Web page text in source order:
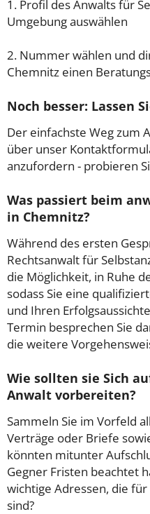
1. Profil des Anwalts für
Umgebung auswählen
2. Nummer wählen und
Chemnitz einen
Noch besser: Lassen
Der einfachste Weg zum
über unser
anzufordern - probieren
Was passiert beim
in Chemnitz?
Während des ersten
Rechtsanwalt für
die Möglichkeit, in Ruhe
sodass Sie eine
und Ihren
Termin besprechen Sie
die weitere
Wie sollten sie Sich
Anwalt vorbereiten?
Sammeln Sie im Vorfeld
Verträge oder Briefe
könnten mitunter
Gegner Fristen beachtet
wichtige Adressen, die
sind?